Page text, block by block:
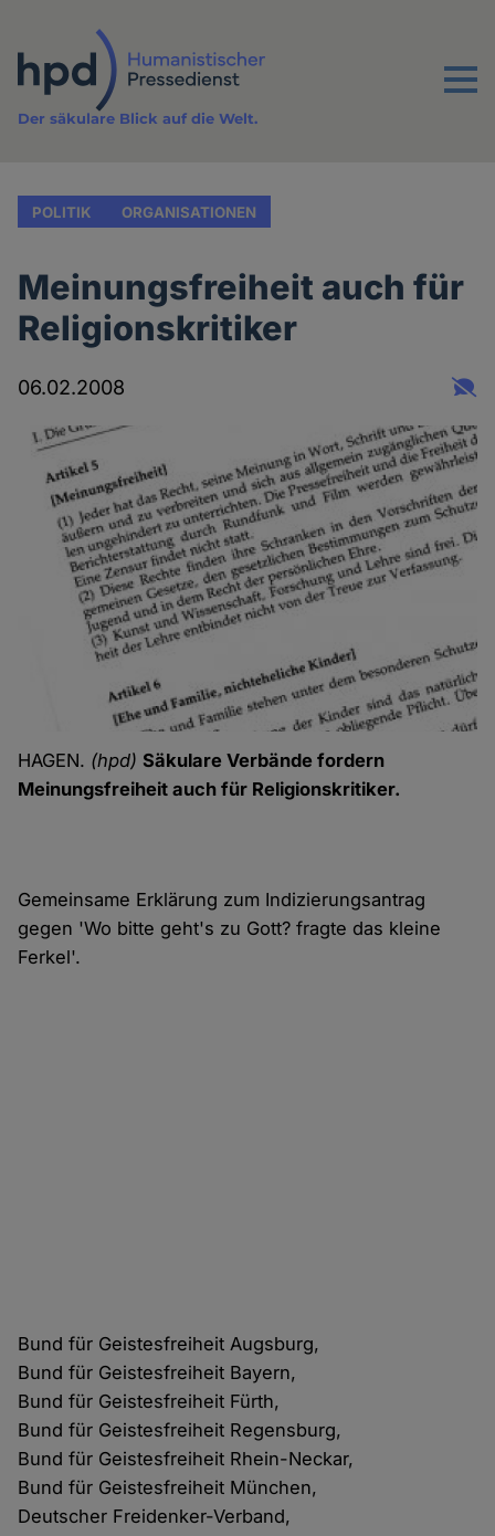
Inhalt
Menu
Der säkulare Blick auf die Welt.
POLITIK ORGANISATIONEN
Meinungsfreiheit auch für
Religionskritiker
06.02.2008
HAGEN. (hpd) Säkulare Verbände fordern
Meinungsfreiheit auch für Religionskritiker.
Gemeinsame Erklärung zum Indizierungsantrag
gegen 'Wo bitte geht's zu Gott? fragte das kleine
Ferkel'.
Bund für Geistesfreiheit Augsburg,
Bund für Geistesfreiheit Bayern,
Bund für Geistesfreiheit Fürth,
Bund für Geistesfreiheit Regensburg,
Bund für Geistesfreiheit Rhein-Neckar,
Bund für Geistesfreiheit München,
Deutscher Freidenker-Verband,